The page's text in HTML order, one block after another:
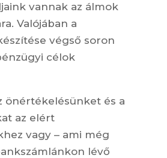
vannak az álmok
Valójában a
végső soron
célok
önértékelésünket és a
az elért
vagy – ami még
lévő